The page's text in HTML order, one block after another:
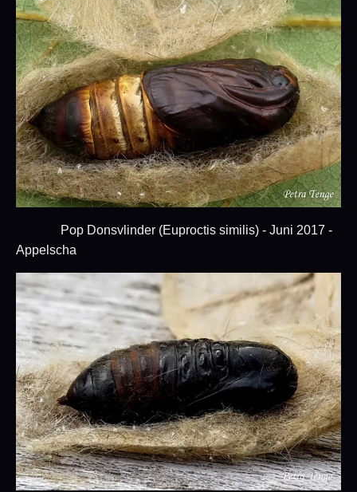
Pop Donsvlinder (Euproctis similis) - Juni 2017 -
Appelscha